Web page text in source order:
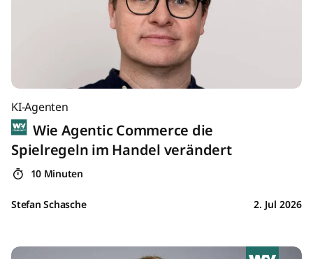
KI-Agenten
Wie Agentic Commerce die
Spielregeln im Handel verändert
10 Minuten
Stefan Schasche 2. Jul 2026